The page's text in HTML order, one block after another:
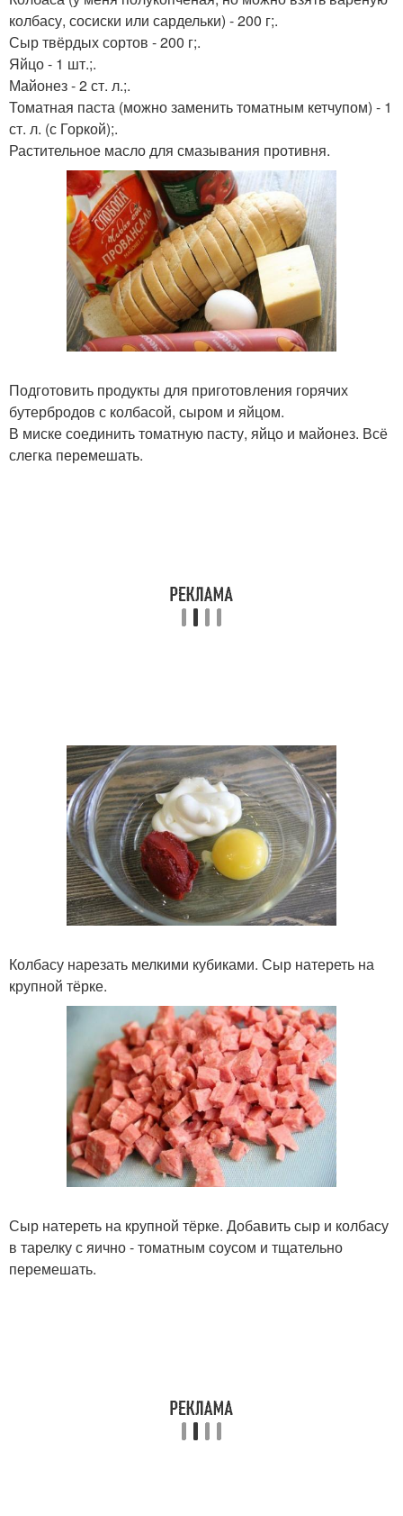
колбасу, сосиски или сардельки) - 200 г;.
Сыр твёрдых сортов - 200 г;.
Яйцо - 1 шт.;.
Майонез - 2 ст. л.;.
Томатная паста (можно заменить томатным кетчупом) - 1
ст. л. (с Горкой);.
Растительное масло для смазывания противня.
Подготовить продукты для приготовления горячих
бутербродов с колбасой, сыром и яйцом.
В миске соединить томатную пасту, яйцо и майонез. Всё
слегка перемешать.
Колбасу нарезать мелкими кубиками. Сыр натереть на
крупной тёрке.
Сыр натереть на крупной тёрке. Добавить сыр и колбасу
в тарелку с яично - томатным соусом и тщательно
перемешать.